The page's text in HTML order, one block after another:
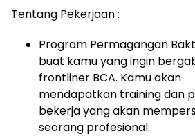
Tentang Pekerjaan :
Program Permagangan
buat kamu yang ingin
frontliner BCA. Kamu akan
mendapatkan training dan
bekerja yang akan
seorang profesional.